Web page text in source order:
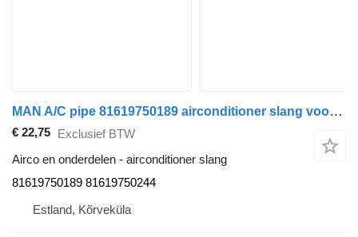
MAN A/C pipe 81619750189 airconditioner slang voor MAN TGA 26.430 trekker
€ 22,75 Exclusief BTW
Airco en onderdelen - airconditioner slang
81619750189 81619750244
Estland, Kõrveküla